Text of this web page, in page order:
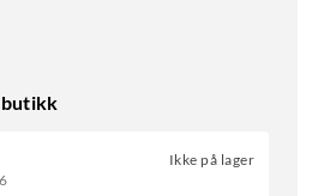
butikk
Ikke på lager